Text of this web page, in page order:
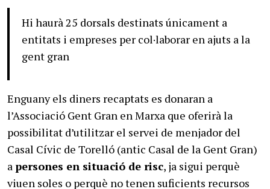
Hi haurà 25 dorsals destinats únicament a
entitats i empreses per col·laborar en ajuts a la
gent gran
Enguany els diners recaptats es donaran a
l’Associació Gent Gran en Marxa que oferirà la
possibilitat d’utilitzar el servei de menjador del
Casal Cívic de Torelló (antic Casal de la Gent Gran)
a persones en situació de risc, ja sigui perquè
viuen soles o perquè no tenen suficients recursos